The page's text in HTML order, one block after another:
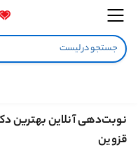
نوبت‌دهی آنلاین
قزوین